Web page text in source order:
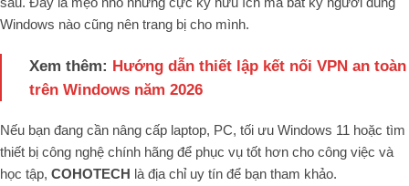
Windows nào cũng nên trang bị cho mình.
Xem thêm: Hướng dẫn thiết lập kết nối VPN an toàn
trên Windows năm 2026
Nếu bạn đang cần nâng cấp laptop, PC, tối ưu Windows 11 hoặc tìm
thiết bị công nghệ chính hãng để phục vụ tốt hơn cho công việc và
học tập, COHOTECH là địa chỉ uy tín để bạn tham khảo.